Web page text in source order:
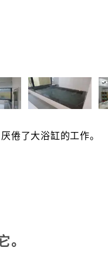
厌倦了大浴缸的工作
。